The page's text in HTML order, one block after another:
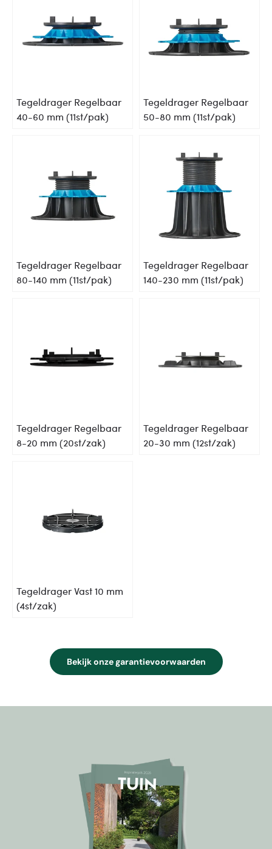
Tegeldrager Regelbaar
40-60 mm (11st/pak)
Tegeldrager Regelbaar
50-80 mm (11st/pak)
Tegeldrager Regelbaar
80-140 mm (11st/pak)
Tegeldrager Regelbaar
140-230 mm (11st/pak)
Tegeldrager Regelbaar
8-20 mm (20st/zak)
Tegeldrager Regelbaar
20-30 mm (12st/zak)
Tegeldrager Vast 10 mm
(4st/zak)
Bekijk onze garantievoorwaarden